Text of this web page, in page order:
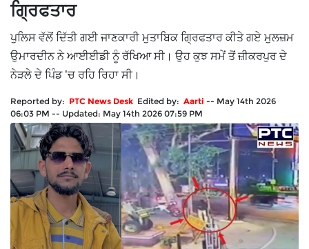
ਗ੍ਰਿਫਤਾਰ
ਪੁਲਿਸ ਵੱਲੋਂ ਦਿੱਤੀ ਗਈ ਜਾਣਕਾਰੀ ਮੁਤਾਬਿਕ ਗ੍ਰਿਫਤਾਰ ਕੀਤੇ ਗਏ ਮੁਲਜ਼ਮ
ਉਮਾਰਦੀਨ ਨੇ ਆਈਈਡੀ ਨੂੰ ਰੱਖਿਆ ਸੀ। ਉਹ ਕੁਝ ਸਮੇਂ ਤੋਂ ਜ਼ੀਕਰਪੁਰ ਦੇ
ਨੇੜਲੇ ਦੇ ਪਿੰਡ ’ਚ ਰਹਿ ਰਿਹਾ ਸੀ।
Reported by: PTC News Desk Edited by: Aarti -- May 14th 2026
06:03 PM -- Updated: May 14th 2026 07:59 PM